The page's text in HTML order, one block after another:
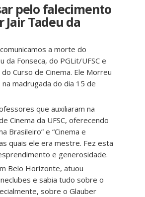
pelo falecimento
Jair Tadeu da
a morte do
da Fonseca, do PGLit/UFSC e
Curso de Cinema. Ele Morreu
madrugada do dia 15 de
que auxiliaram na
Cinema da UFSC, oferecendo
Brasileiro” e “Cinema e
quais ele era mestre. Fez esta
e generosidade.
Belo Horizonte, atuou
e sabia tudo sobre o
sobre o Glauber